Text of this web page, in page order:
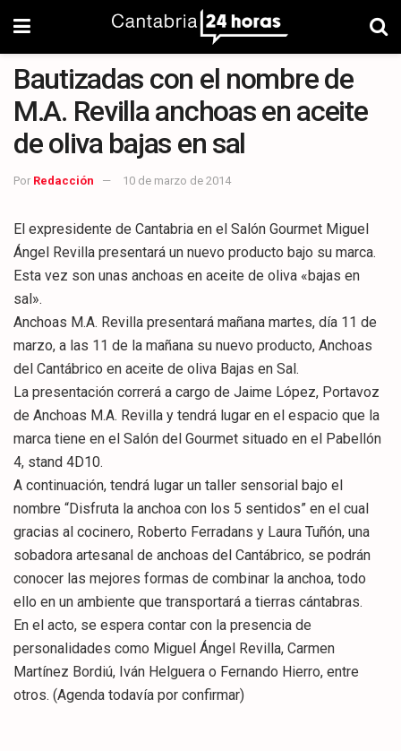
Bautizadas con el nombre de
M.A. Revilla anchoas en aceite
de oliva bajas en sal
Por Redacción 10 de marzo de 2014
El expresidente de Cantabria en el Salón Gourmet Miguel
Ángel Revilla presentará un nuevo producto bajo su marca.
Esta vez son unas anchoas en aceite de oliva «bajas en
sal».
Anchoas M.A. Revilla presentará mañana martes, día 11 de
marzo, a las 11 de la mañana su nuevo producto, Anchoas
del Cantábrico en aceite de oliva Bajas en Sal.
La presentación correrá a cargo de Jaime López, Portavoz
de Anchoas M.A. Revilla y tendrá lugar en el espacio que la
marca tiene en el Salón del Gourmet situado en el Pabellón
4, stand 4D10.
A continuación, tendrá lugar un taller sensorial bajo el
nombre “Disfruta la anchoa con los 5 sentidos” en el cual
gracias al cocinero, Roberto Ferradans y Laura Tuñón, una
sobadora artesanal de anchoas del Cantábrico, se podrán
conocer las mejores formas de combinar la anchoa, todo
ello en un ambiente que transportará a tierras cántabras.
En el acto, se espera contar con la presencia de
personalidades como Miguel Ángel Revilla, Carmen
Martínez Bordiú, Iván Helguera o Fernando Hierro, entre
otros. (Agenda todavía por confirmar)